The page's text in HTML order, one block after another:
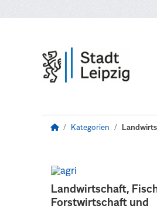
Kategorien
Landwirtschaft,
Forstwirtschaft und